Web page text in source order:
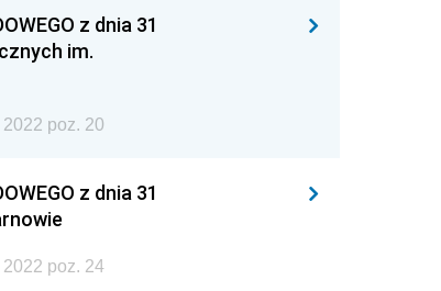
z dnia 31
im.
poz. 20
z dnia 31
poz. 24